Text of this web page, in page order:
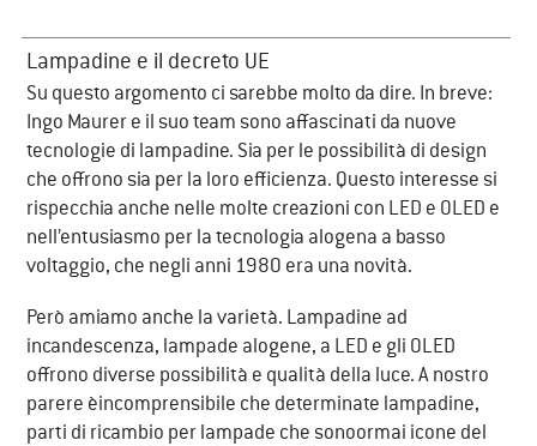
Lampadine e il decreto UE
​Su questo argomento ci sarebbe molto da dire. In breve:
Ingo Maurer e il suo team sono affascinati da nuove
tecnologie di lampadine. Sia per le possibilità di design
che offrono sia per la loro efficienza. Questo interesse si
rispecchia anche nelle molte creazioni con LED e OLED e
nell’entusiasmo per la tecnologia alogena a basso
voltaggio, che negli anni 1980 era una novità.
Però amiamo anche la varietà. Lampadine ad
incandescenza, lampade alogene, a LED e gli OLED
offrono diverse possibilità e qualità della luce. A nostro
parere èincomprensibile che determinate lampadine,
parti di ricambio per lampade che sonoormai icone del